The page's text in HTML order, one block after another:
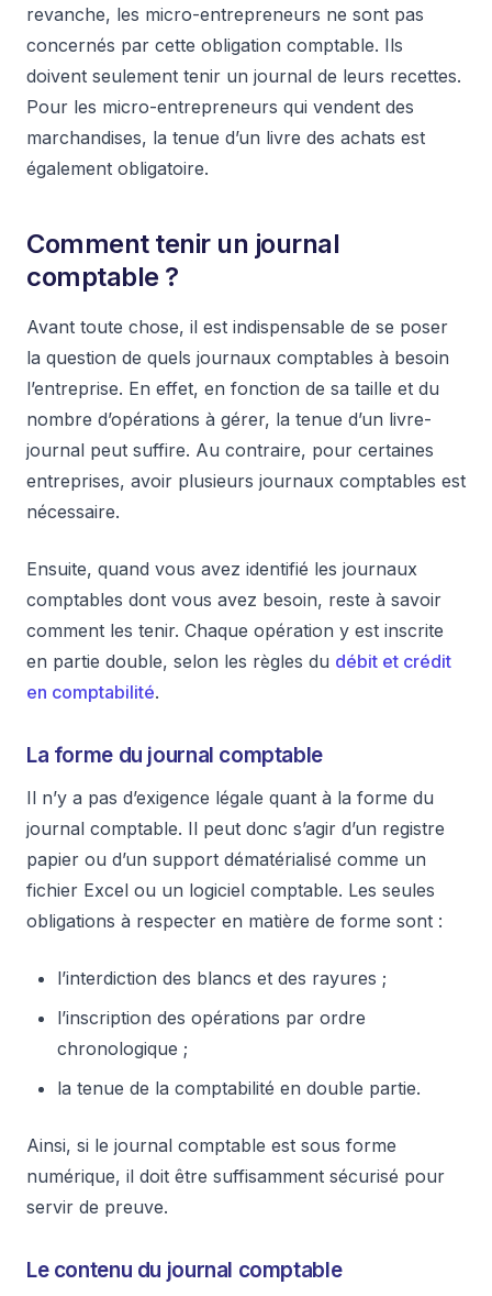
revanche, les micro-entrepreneurs ne sont pas
concernés par cette obligation comptable. Ils
doivent seulement tenir un journal de leurs recettes.
Pour les micro-entrepreneurs qui vendent des
marchandises, la tenue d’un livre des achats est
également obligatoire.
Comment tenir un journal
comptable ?
Avant toute chose, il est indispensable de se poser
la question de quels journaux comptables à besoin
l’entreprise. En effet, en fonction de sa taille et du
nombre d’opérations à gérer, la tenue d’un livre-
journal peut suffire. Au contraire, pour certaines
entreprises, avoir plusieurs journaux comptables est
nécessaire.
Ensuite, quand vous avez identifié les journaux
comptables dont vous avez besoin, reste à savoir
comment les tenir. Chaque opération y est inscrite
en partie double, selon les règles du débit et crédit
en comptabilité.
La forme du journal comptable
Il n’y a pas d’exigence légale quant à la forme du
journal comptable. Il peut donc s’agir d’un registre
papier ou d’un support dématérialisé comme un
fichier Excel ou un logiciel comptable. Les seules
obligations à respecter en matière de forme sont :
l’interdiction des blancs et des rayures ;
l’inscription des opérations par ordre
chronologique ;
la tenue de la comptabilité en double partie.
Ainsi, si le journal comptable est sous forme
numérique, il doit être suffisamment sécurisé pour
servir de preuve.
Le contenu du journal comptable